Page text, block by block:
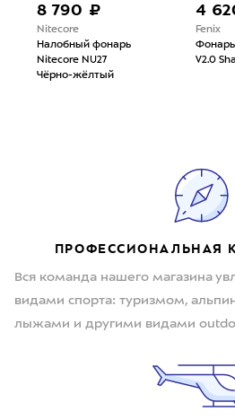
8 790 ₽
Nitecore
Налобный фонарь
Nitecore NU27
Чёрно-жёлтый
4
Fenix
Фонарь
V2.0
ПРОФЕССИОНАЛЬНАЯ
Вся команда нашего магазина
видами спорта: туризмом,
лыжами и другими видами